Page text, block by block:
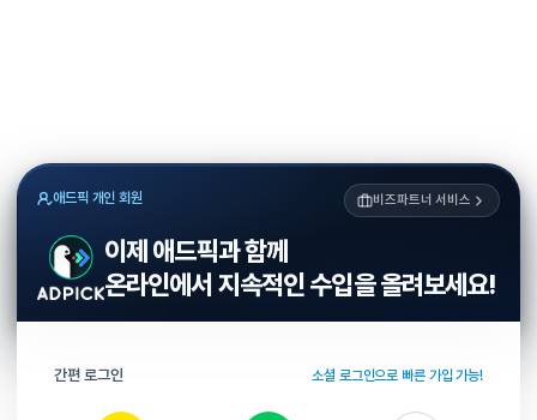
애드픽 개인 회원 비즈파트너 서비스
이제 애드픽과 함께
온라인에서 지속적인 수입을 올려보세요!
간편 로그인 소셜 로그인으로 빠른 가입 가능!